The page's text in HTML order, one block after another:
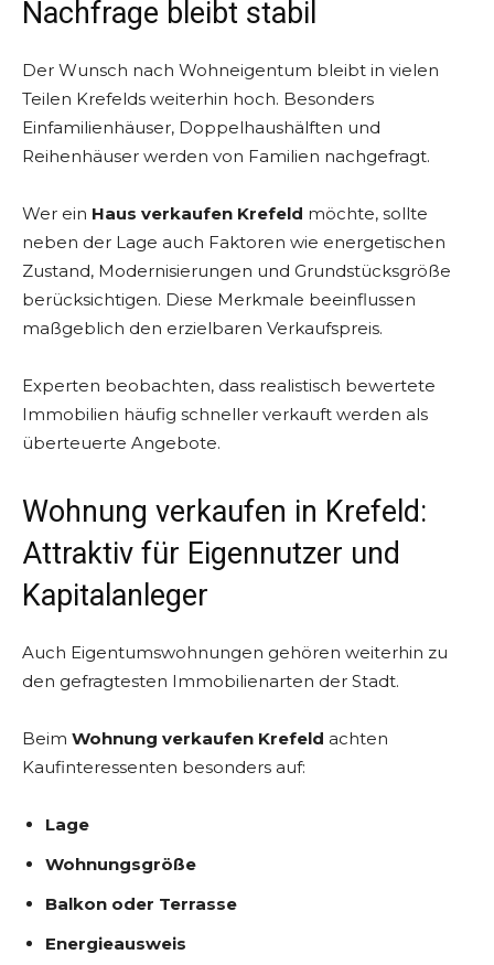
Nachfrage bleibt stabil
Der Wunsch nach Wohneigentum bleibt in vielen
Teilen Krefelds weiterhin hoch. Besonders
Einfamilienhäuser, Doppelhaushälften und
Reihenhäuser werden von Familien nachgefragt.
Wer ein Haus verkaufen Krefeld möchte, sollte
neben der Lage auch Faktoren wie energetischen
Zustand, Modernisierungen und Grundstücksgröße
berücksichtigen. Diese Merkmale beeinflussen
maßgeblich den erzielbaren Verkaufspreis.
Experten beobachten, dass realistisch bewertete
Immobilien häufig schneller verkauft werden als
überteuerte Angebote.
Wohnung verkaufen in Krefeld:
Attraktiv für Eigennutzer und
Kapitalanleger
Auch Eigentumswohnungen gehören weiterhin zu
den gefragtesten Immobilienarten der Stadt.
Beim Wohnung verkaufen Krefeld achten
Kaufinteressenten besonders auf:
Lage
Wohnungsgröße
Balkon oder Terrasse
Energieausweis